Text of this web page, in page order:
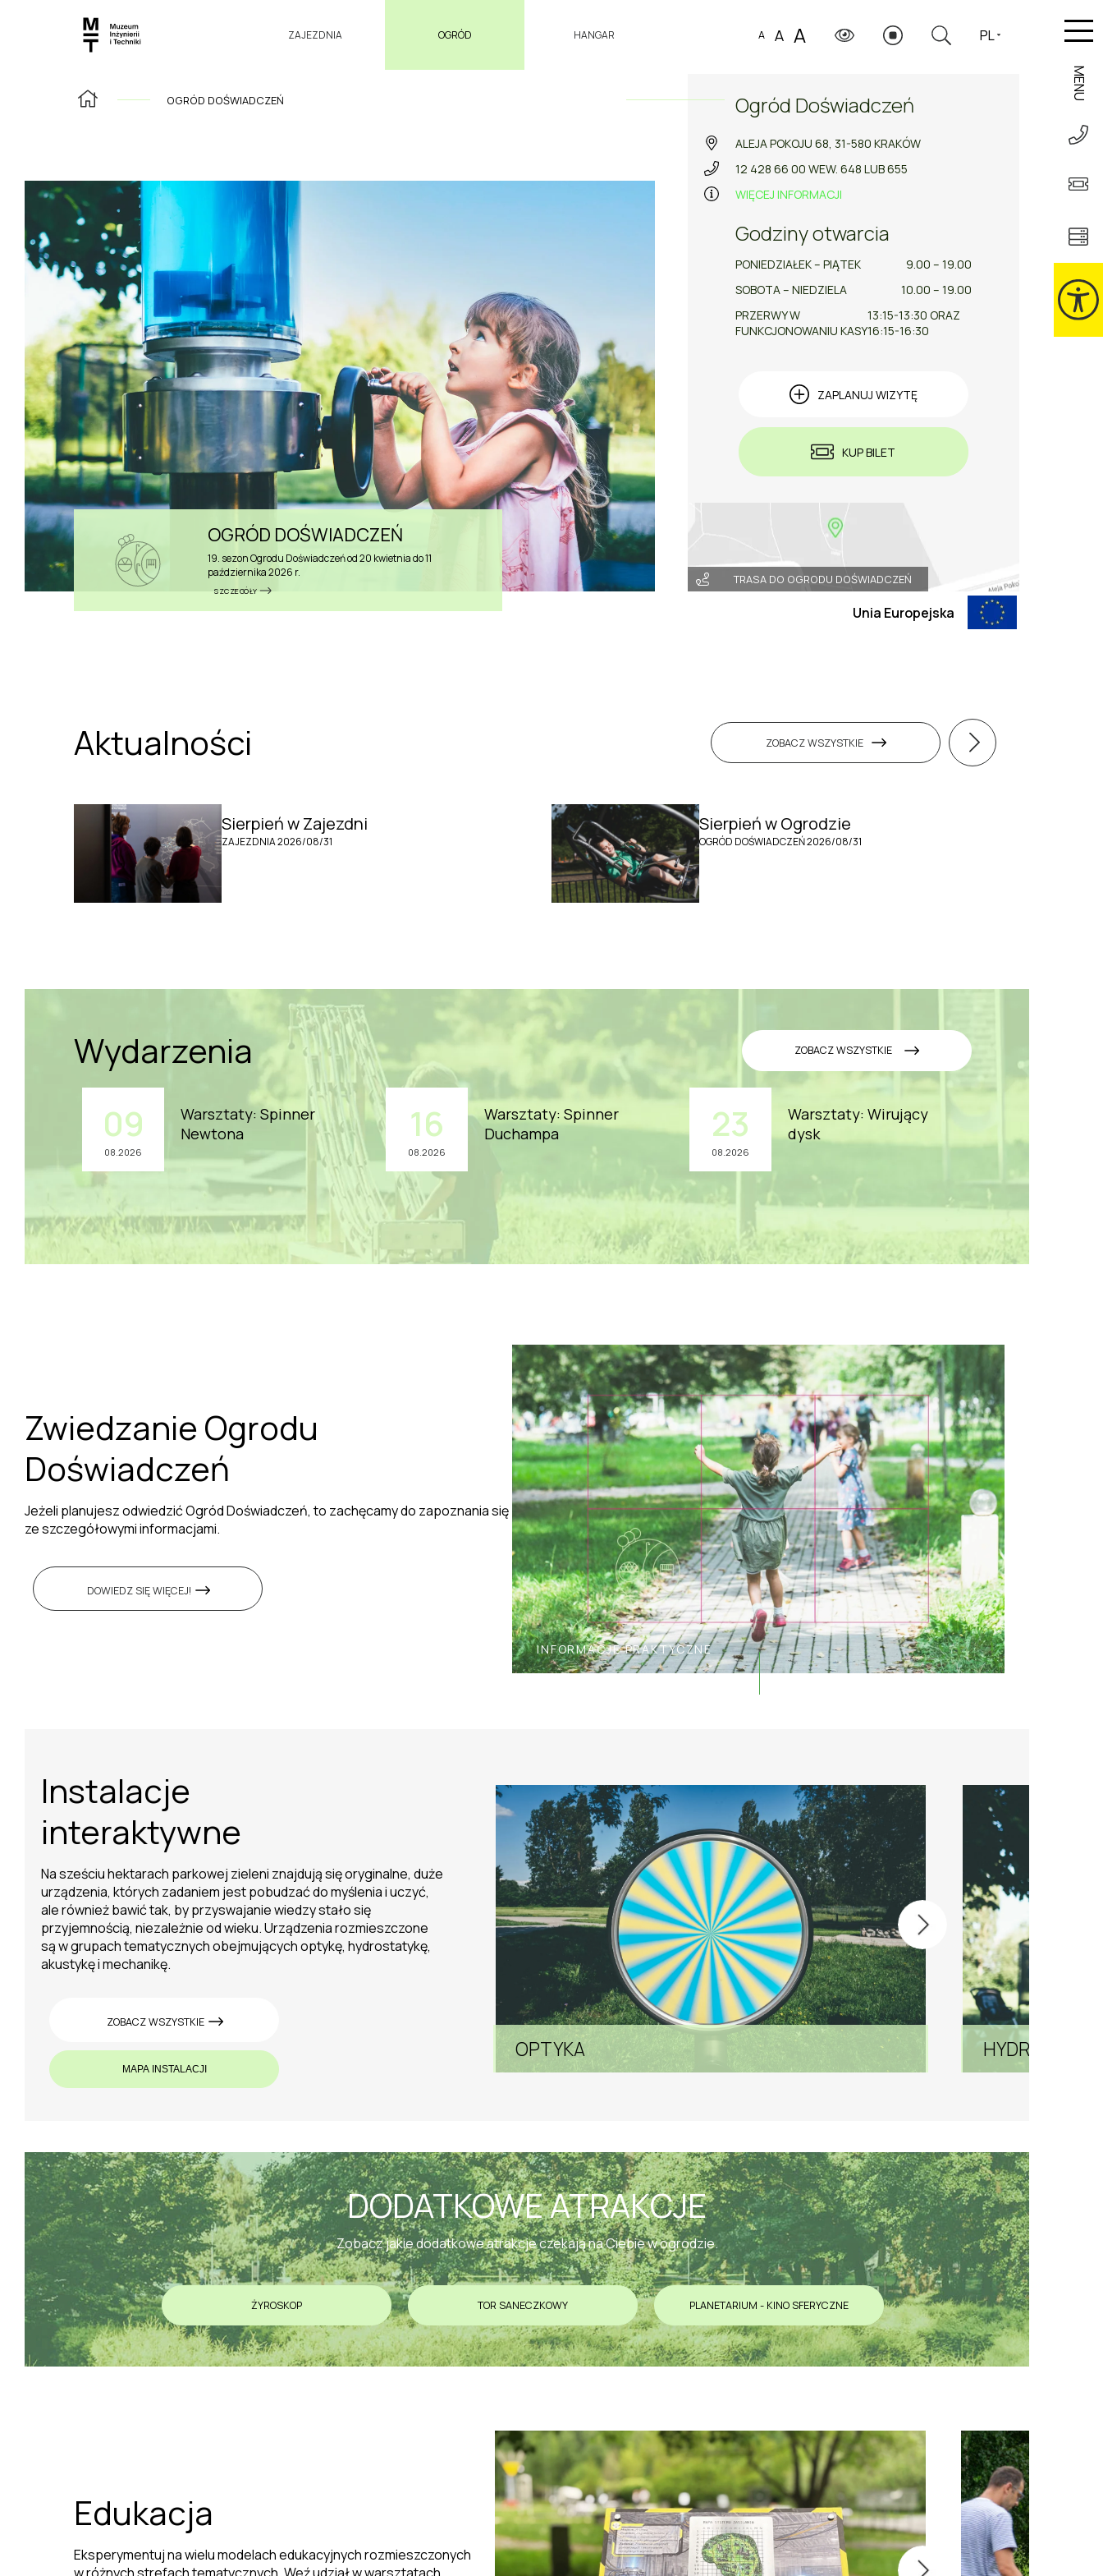
ZAJEZDNIA OGRÓD HANGAR A A A PL
MENU
OGRÓD DOŚWIADCZEŃ
OGRÓD DOŚWIADCZEŃ
19. sezon Ogrodu Doświadczeń od 20 kwietnia do 11
października 2026 r.
SZCZEGÓŁY
Ogród Doświadczeń
ALEJA POKOJU 68, 31-580 KRAKÓW
12 428 66 00 WEW. 648 LUB 655
WIĘCEJ INFORMACJI
Godziny otwarcia
PONIEDZIAŁEK – PIĄTEK
9.00 – 19.00
SOBOTA – NIEDZIELA
10.00 – 19.00
PRZERWY W
FUNKCJONOWANIU KASY
13:15-13:30 ORAZ
16:15-16:30
ZAPLANUJ WIZYTĘ
KUP BILET
TRASA DO OGRODU DOŚWIADCZEŃ
Unia Europejska
Aktualności ZOBACZ WSZYSTKIE
Sierpień w Zajezdni
ZAJEZDNIA 2026/08/31
Sierpień w Ogrodzie
OGRÓD DOŚWIADCZEŃ 2026/08/31
Wydarzenia ZOBACZ WSZYSTKIE
09
08.2026
Warsztaty: Spinner
Newtona
16
08.2026
Warsztaty: Spinner
Duchampa
23
08.2026
Warsztaty: Wirujący
dysk
Zwiedzanie Ogrodu
Doświadczeń
Jeżeli planujesz odwiedzić Ogród Doświadczeń, to zachęcamy do zapoznania się
ze szczegółowymi informacjami.
DOWIEDZ SIĘ WIĘCEJ!
INFORMACJE PRAKTYCZNE
OPTYKA HYDROSTATYKA MAGNETYZM
DODATKOWE ATRAKCJE
Zobacz jakie dodatkowe atrakcje czekają na Ciebie w ogrodzie.
ŻYROSKOP TOR SANECZKOWY PLANETARIUM - KINO SFERYCZNE
Edukacja
Eksperymentuj na wielu modelach edukacyjnych rozmieszczonych